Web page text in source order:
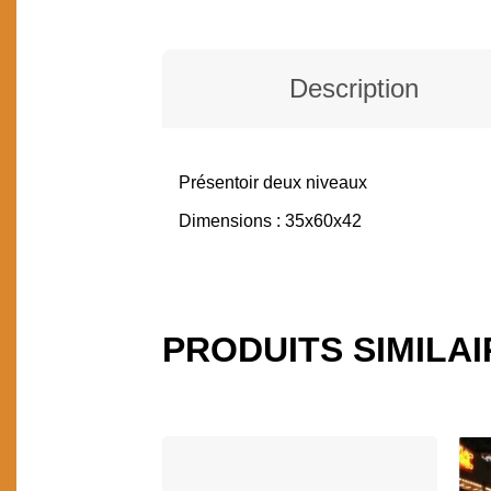
Description
DESCRIPTION
Présentoir deux niveaux
Dimensions : 35x60x42
PRODUITS